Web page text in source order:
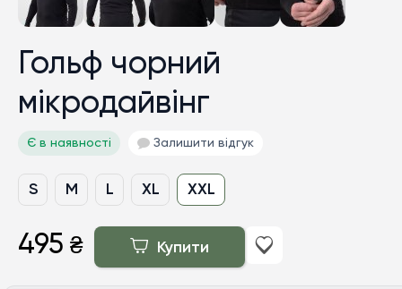
Гольф чорний
мікродайвінг
Є в наявності Залишити відгук
S М L XL XXL
495 ₴ Купити